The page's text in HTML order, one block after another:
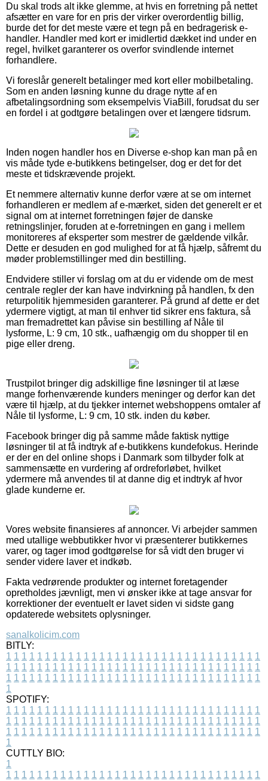
Du skal trods alt ikke glemme, at hvis en forretning på nettet
afsætter en vare for en pris der virker overordentlig billig,
burde det for det meste være et tegn på en bedragerisk e-
handler. Handler med kort er imidlertid dækket ind under en
regel, hvilket garanterer os overfor svindlende internet
forhandlere.
Vi foreslår generelt betalinger med kort eller mobilbetaling.
Som en anden løsning kunne du drage nytte af en
afbetalingsordning som eksempelvis ViaBill, forudsat du ser
en fordel i at godtgøre betalingen over et længere tidsrum.
Inden nogen handler hos en Diverse e-shop kan man på en
vis måde tyde e-butikkens betingelser, dog er det for det
meste et tidskrævende projekt.
Et nemmere alternativ kunne derfor være at se om internet
forhandleren er medlem af e-mærket, siden det generelt er et
signal om at internet forretningen føjer de danske
retningslinjer, foruden at e-forretningen en gang i mellem
monitoreres af eksperter som mestrer de gældende vilkår.
Dette er desuden en god mulighed for at få hjælp, såfremt du
møder problemstillinger med din bestilling.
Endvidere stiller vi forslag om at du er vidende om de mest
centrale regler der kan have indvirkning på handlen, fx den
returpolitik hjemmesiden garanterer. På grund af dette er det
ydermere vigtigt, at man til enhver tid sikrer ens faktura, så
man fremadrettet kan påvise sin bestilling af Nåle til
lysforme, L: 9 cm, 10 stk., uafhængig om du shopper til en
pige eller dreng.
Trustpilot bringer dig adskillige fine løsninger til at læse
mange forhenværende kunders meninger og derfor kan det
være til hjælp, at du tjekker internet webshoppens omtaler af
Nåle til lysforme, L: 9 cm, 10 stk. inden du køber.
Facebook bringer dig på samme måde faktisk nyttige
løsninger til at få indtryk af e-butikkens kundefokus. Herinde
er der en del online shops i Danmark som tilbyder folk at
sammensætte en vurdering af ordreforløbet, hvilket
ydermere må anvendes til at danne dig et indtryk af hvor
glade kunderne er.
Vores website finansieres af annoncer. Vi arbejder sammen
med utallige webbutikker hvor vi præsenterer butikkernes
varer, og tager imod godtgørelse for så vidt den bruger vi
sender videre laver et indkøb.
Fakta vedrørende produkter og internet foretagender
opretholdes jævnligt, men vi ønsker ikke at tage ansvar for
korrektioner der eventuelt er lavet siden vi sidste gang
opdaterede websitets oplysninger.
sanalkolicim.com
BITLY:
1 1 1 1 1 1 1 1 1 1 1 1 1 1 1 1 1 1 1 1 1 1 1 1 1 1 1 1 1 1 1 1 1
1 1 1 1 1 1 1 1 1 1 1 1 1 1 1 1 1 1 1 1 1 1 1 1 1 1 1 1 1 1 1 1 1
1 1 1 1 1 1 1 1 1 1 1 1 1 1 1 1 1 1 1 1 1 1 1 1 1 1 1 1 1 1 1 1 1
1
SPOTIFY:
1 1 1 1 1 1 1 1 1 1 1 1 1 1 1 1 1 1 1 1 1 1 1 1 1 1 1 1 1 1 1 1 1
1 1 1 1 1 1 1 1 1 1 1 1 1 1 1 1 1 1 1 1 1 1 1 1 1 1 1 1 1 1 1 1 1
1 1 1 1 1 1 1 1 1 1 1 1 1 1 1 1 1 1 1 1 1 1 1 1 1 1 1 1 1 1 1 1 1
1
CUTTLY BIO:
1
1 1 1 1 1 1 1 1 1 1 1 1 1 1 1 1 1 1 1 1 1 1 1 1 1 1 1 1 1 1 1 1 1